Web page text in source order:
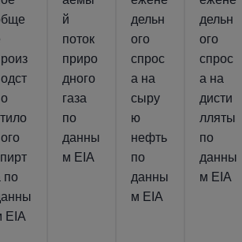
по
EIA
й
поток
приро
дного
газа
по
данны
м EIA
дельн
ого
спрос
а на
сыру
ю
нефть
по
данны
м EIA
дельн
ого
спрос
а на
дисти
лляты
по
данны
м EIA